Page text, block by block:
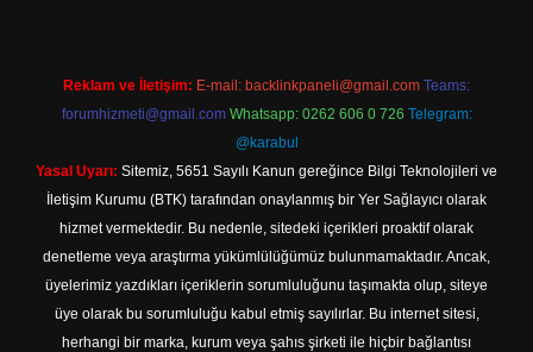
Reklam ve İletişim: E-mail: backlinkpaneli@gmail.com Teams:
forumhizmeti@gmail.com Whatsapp: 0262 606 0 726 Telegram:
@karabul
Yasal Uyarı: Sitemiz, 5651 Sayılı Kanun gereğince Bilgi Teknolojileri ve
İletişim Kurumu (BTK) tarafından onaylanmış bir Yer Sağlayıcı olarak
hizmet vermektedir. Bu nedenle, sitedeki içerikleri proaktif olarak
denetleme veya araştırma yükümlülüğümüz bulunmamaktadır. Ancak,
üyelerimiz yazdıkları içeriklerin sorumluluğunu taşımakta olup, siteye
üye olarak bu sorumluluğu kabul etmiş sayılırlar. Bu internet sitesi,
herhangi bir marka, kurum veya şahıs şirketi ile hiçbir bağlantısı